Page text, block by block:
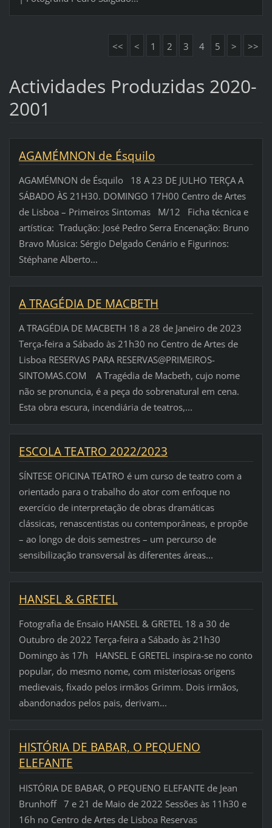
<< < 1 2 3 4 5 > >>
Actividades Produzidas 2020-
2001
AGAMÉMNON de Ésquilo
AGAMÉMNON de Ésquilo 18 A 23 DE JULHO TERÇA A
SÁBADO ÀS 21H30. DOMINGO 17H00 Centro de Artes
de Lisboa – Primeiros Sintomas M/12 Ficha técnica e
artística: Tradução: José Pedro Serra Encenação: Bruno
Bravo Música: Sérgio Delgado Cenário e Figurinos:
Stéphane Alberto...
A TRAGÉDIA DE MACBETH
A TRAGÉDIA DE MACBETH 18 a 28 de Janeiro de 2023
Terça-feira a Sábado às 21h30 no Centro de Artes de
Lisboa RESERVAS PARA RESERVAS@PRIMEIROS-
SINTOMAS.COM A Tragédia de Macbeth, cujo nome
não se pronuncia, é a peça do sobrenatural em cena.
Esta obra escura, incendiária de teatros,...
ESCOLA TEATRO 2022/2023
SÍNTESE OFICINA TEATRO é um curso de teatro com a
orientado para o trabalho do ator com enfoque no
exercício de interpretação de obras dramáticas
clássicas, renascentistas ou contemporâneas, e propõe
– ao longo de dois semestres – um percurso de
sensibilização transversal às diferentes áreas...
HANSEL & GRETEL
Fotografia de Ensaio HANSEL & GRETEL 18 a 30 de
Outubro de 2022 Terça-feira a Sábado às 21h30
Domingo às 17h HANSEL E GRETEL inspira-se no conto
popular, do mesmo nome, com misteriosas origens
medievais, fixado pelos irmãos Grimm. Dois irmãos,
abandonados pelos pais, derivam...
HISTÓRIA DE BABAR, O PEQUENO
ELEFANTE
HISTÓRIA DE BABAR, O PEQUENO ELEFANTE de Jean
Brunhoff 7 e 21 de Maio de 2022 Sessões às 11h30 e
16h no Centro de Artes de Lisboa Reservas